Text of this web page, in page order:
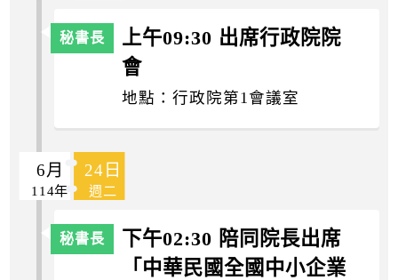
上午09:30 出席行政院院
會
地點：行政院第1會議室
6月 24日
114年 週二
下午02:30 陪同院長出席
「中華民國全國中小企業